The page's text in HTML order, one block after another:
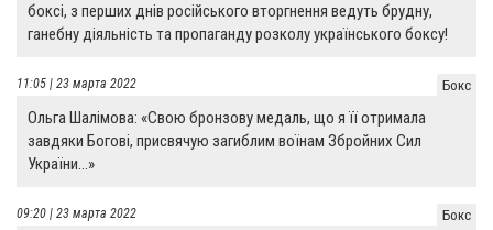
боксі, з перших днів російського вторгнення ведуть брудну,
ганебну діяльність та пропаганду розколу українського боксу!
Бокс
11:05 | 23 марта 2022
Ольга Шалімова: «Свою бронзову медаль, що я її отримала
завдяки Богові, присвячую загиблим воїнам Збройних Сил
України…»
Бокс
09:20 | 23 марта 2022